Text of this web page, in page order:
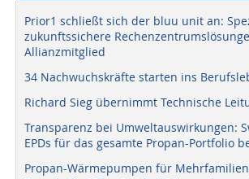
Prior1 schließt sich der bluu unit an:
zukunftssichere
Allianzmitglied
34 Nachwuchskräfte starten ins
Richard Sieg übernimmt Technische
Transparenz bei Umweltauswirkungen:
EPDs für das gesamte Propan-Portfolio
Propan-Wärmepumpen für